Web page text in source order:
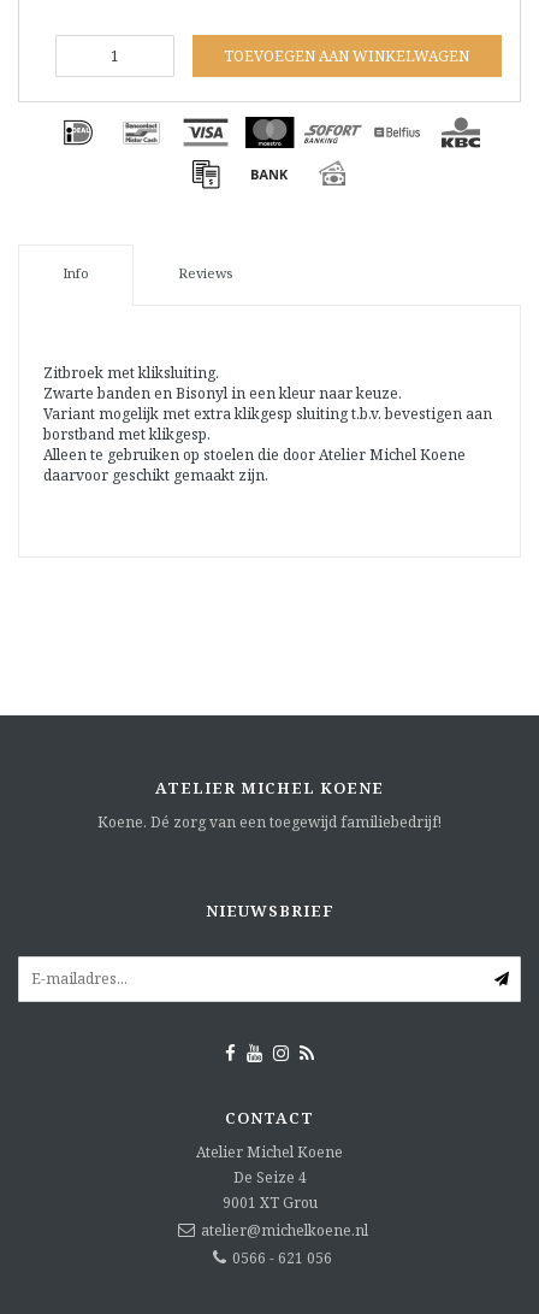
TOEVOEGEN AAN WINKELWAGEN
Info Reviews
Zitbroek met kliksluiting.
Zwarte banden en Bisonyl in een kleur naar keuze.
Variant mogelijk met extra klikgesp sluiting t.b.v. bevestigen aan
borstband met klikgesp.
Alleen te gebruiken op stoelen die door Atelier Michel Koene
daarvoor geschikt gemaakt zijn.
ATELIER MICHEL KOENE
Koene. Dé zorg van een toegewijd familiebedrijf!
NIEUWSBRIEF
CONTACT
Atelier Michel Koene
De Seize 4
9001 XT Grou
atelier@michelkoene.nl
0566 - 621 056